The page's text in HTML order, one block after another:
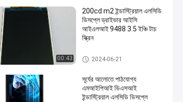
00:43
200cd m2 ইন্ডাস্ট্রিয়াল এলসিডি
ডিসপ্লে ড্রাইভার আইসি
আইএলআই 9488 3.5 ইঞ্চি টাচ
স্ক্রিন
শিল্প এলসিডি ডিসপ্লে
2024-06-21
সূর্যের আলোতে পাঠযোগ্য
এমআইপিআই ডিএসআই
ইন্ডাস্ট্রিয়াল এলসিডি ডিসপ্লে